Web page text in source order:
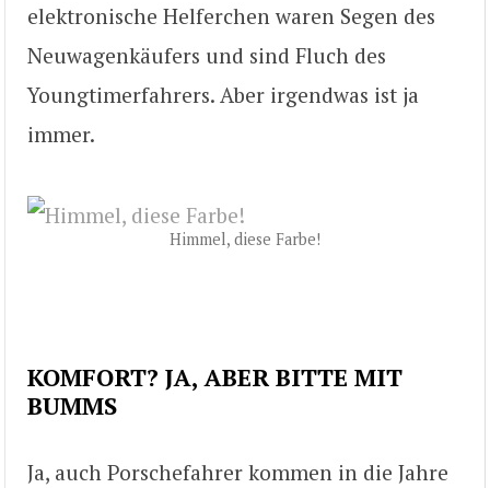
elektronische Helferchen waren Segen des
Neuwagenkäufers und sind Fluch des
Youngtimerfahrers. Aber irgendwas ist ja
immer.
Himmel, diese Farbe!
KOMFORT? JA, ABER BITTE MIT
BUMMS
Ja, auch Porschefahrer kommen in die Jahre